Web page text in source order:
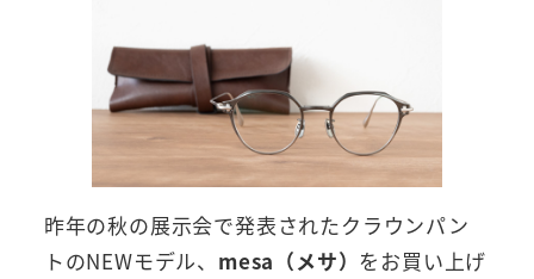
昨年の秋の展示会で発表されたクラウンパン
トのNEWモデル、 mesa（メサ） をお買い上げ